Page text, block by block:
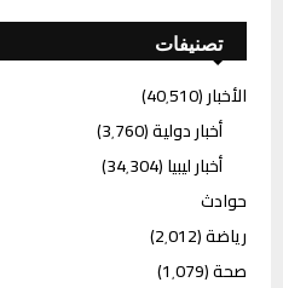
تصنيفات
الأخبار(40٬510)
أخبار دولية(3٬760)
أخبار ليبيا(34٬304)
حوادث
رياضة(2٬012)
صحة(1٬079)